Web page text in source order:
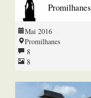
Promilhanes
Mai 2016
Promilhanes
8
8